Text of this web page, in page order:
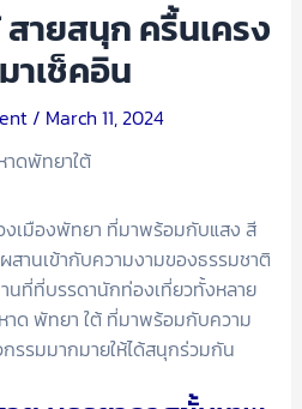
ายสนุก ครื้นเครง
าเช็คอิน
/ March 11, 2024
เมืองพัทยา ที่มาพร้อมกับแสง สี
านเข้ากับความงามของธรรมชาติ
นที่ที่บรรดานักท่องเที่ยวทั้งหลาย
าด พัทยา ใต้ ที่มาพร้อมกับความ
รรมมากมายให้ได้สนุกร่วมกัน